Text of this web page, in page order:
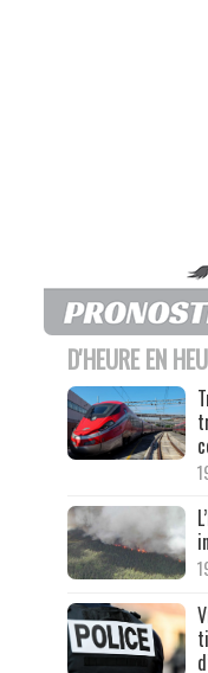
D'HEURE EN